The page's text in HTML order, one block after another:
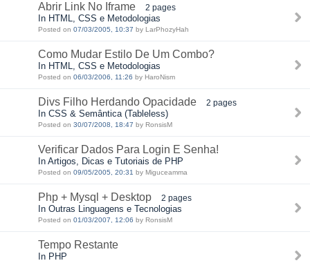
Abrir Link No Iframe 2 pages
In HTML, CSS e Metodologias
Posted on 07/03/2005, 10:37 by LarPhozyHah
Como Mudar Estilo De Um Combo?
In HTML, CSS e Metodologias
Posted on 06/03/2006, 11:26 by HaroNism
Divs Filho Herdando Opacidade 2 pages
In CSS & Semântica (Tableless)
Posted on 30/07/2008, 18:47 by RonsisM
Verificar Dados Para Login E Senha!
In Artigos, Dicas e Tutoriais de PHP
Posted on 09/05/2005, 20:31 by Miguceamma
Php + Mysql + Desktop 2 pages
In Outras Linguagens e Tecnologias
Posted on 01/03/2007, 12:06 by RonsisM
Tempo Restante
In PHP